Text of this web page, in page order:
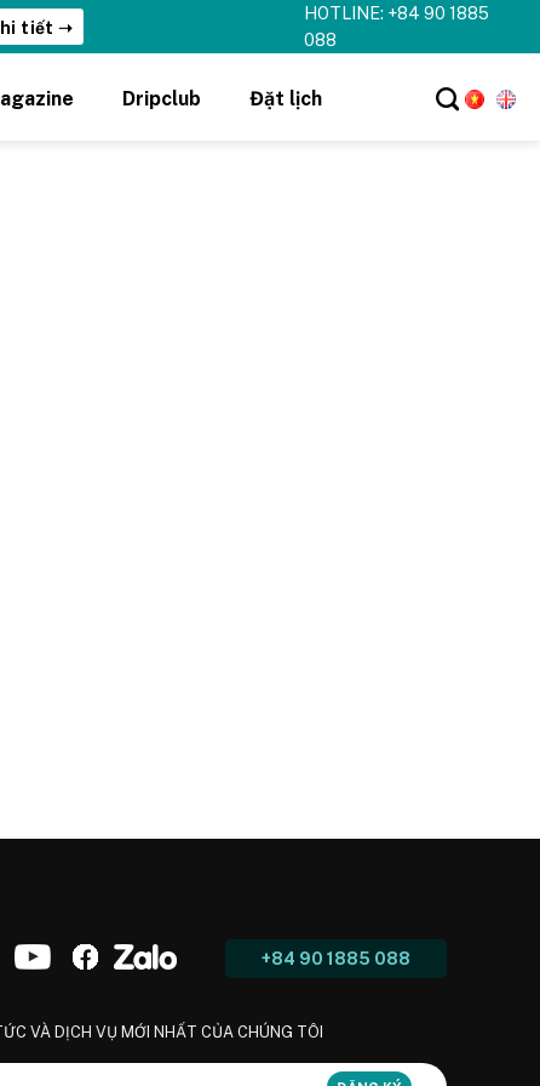
tiết ➝
HOTLINE: +84 90 1885
088
Dripclub Đặt lịch
+84 90 1885 088
VÀ DỊCH VỤ MỚI NHẤT CỦA CHÚNG TÔI